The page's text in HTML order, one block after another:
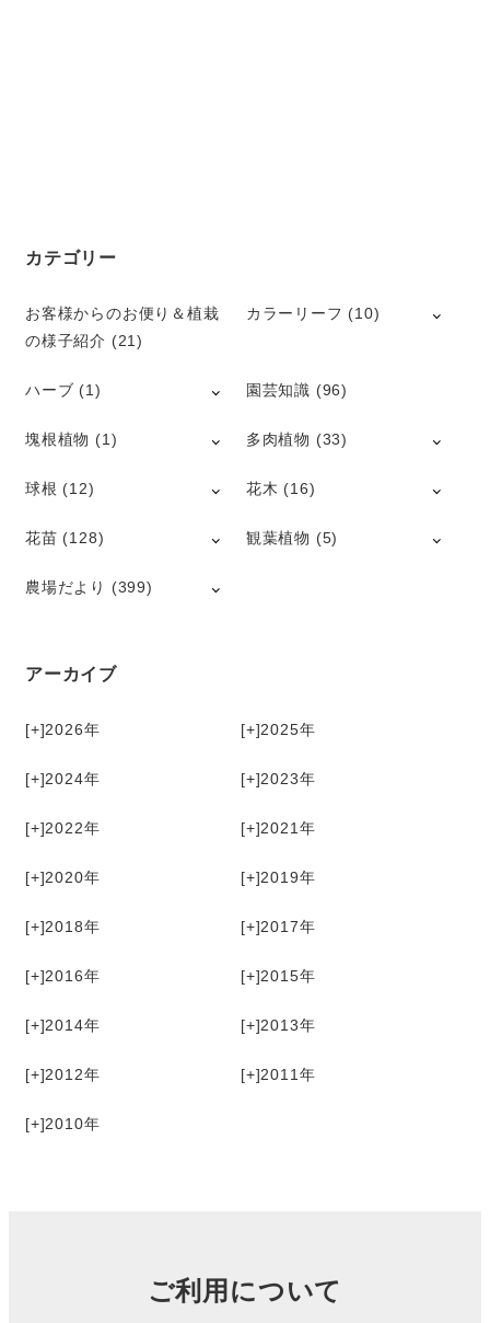
カテゴリー
お客様からのお便り＆植栽
の様子紹介 (21)
カラーリーフ (10)
ハーブ (1) 園芸知識 (96)
塊根植物 (1) 多肉植物 (33)
球根 (12) 花木 (16)
花苗 (128) 観葉植物 (5)
農場だより (399)
アーカイブ
[+]2026 [+]2025
[+]2024 [+]2023
[+]2022 [+]2021
[+]2020 [+]2019
[+]2018 [+]2017
[+]2016 [+]2015
[+]2014 [+]2013
[+]2012 [+]2011
[+]2010
ご利用について